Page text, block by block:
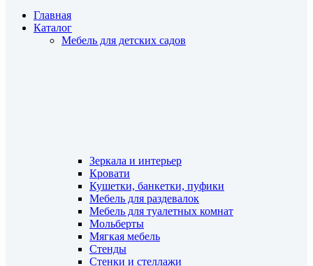
Главная
Каталог
Мебель для детских садов
Зеркала и интерьер
Кровати
Кушетки, банкетки, пуфики
Мебель для раздевалок
Мебель для туалетных комнат
Мольберты
Мягкая мебель
Стенды
Стенки и стеллажи